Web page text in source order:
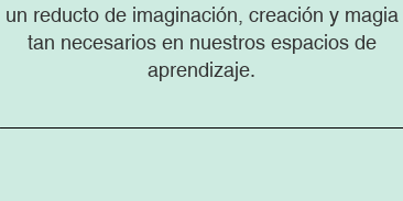
un reducto de imaginación, creación y magia
tan necesarios en nuestros espacios de
aprendizaje.